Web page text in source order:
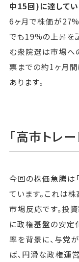
中15回)に達してい
6ヶ月で株価が
でも19%の上昇を
む衆院選は市場へ
票までの約1ヶ月間
あります。
「高市トレ
今回の株価急騰は
ています。これは
市場反応です。投
に政権基盤の安定
率を背景に、与党
ば、円滑な政権運